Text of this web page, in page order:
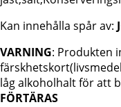
Kan innehålla spår av:
VARNING: Produkten
låg alkoholhalt för att
FÖRTÄRAS